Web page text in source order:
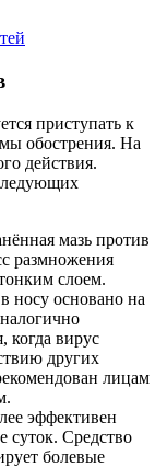
приступать к
обострения. На
действия.
мазь против
размножения
слоем.
носу основано на
когда вирус
других
лицам
эффективен
суток. Средство
болевые